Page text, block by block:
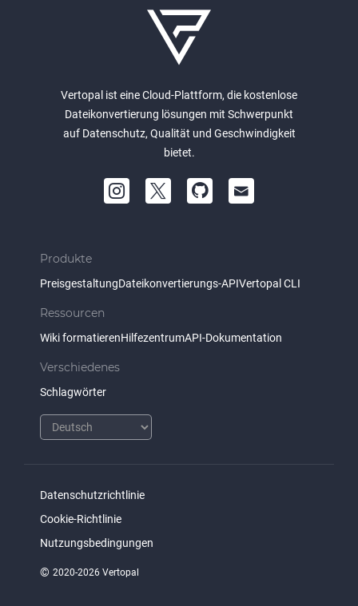
Vertopal ist eine Cloud-Plattform, die kostenlose
Dateikonvertierung lösungen mit Schwerpunkt
auf Datenschutz, Qualität und Geschwindigkeit
bietet.
Produkte
PreisgestaltungDateikonvertierungs-APIVertopal CLI
Ressourcen
Wiki formatierenHilfezentrumAPI-Dokumentation
Verschiedenes
Schlagwörter
Datenschutzrichtlinie
Cookie-Richtlinie
Nutzungsbedingungen
© 2020-2026 Vertopal